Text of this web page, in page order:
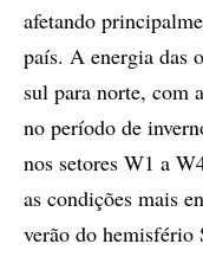
afetando
país. A energia das
sul para norte, com
no período de
nos setores W1 a
as condições mais
verão do hemisfério